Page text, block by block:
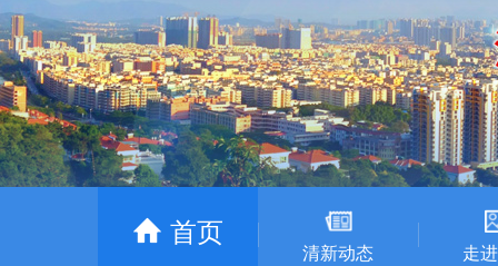
首页
清新动态 走